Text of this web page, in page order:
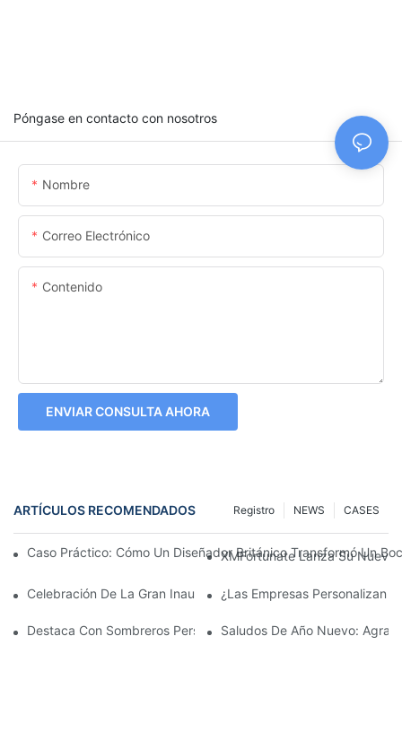
Póngase en contacto con nosotros
Nombre
Correo Electrónico
Contenido
ENVIAR CONSULTA AHORA
ARTÍCULOS RECOMENDADOS CASES
NEWS
Registro
Caso Práctico: Cómo Un Diseñador Británico Transformó Un
XMFortunate Lanza Su Nueva
Celebración De La Gran Inauguración Del Festival Del Año
¿Las Empresas Personalizan
Destaca Con Sombreros PersonalizadosSaludos De Año Nuevo: